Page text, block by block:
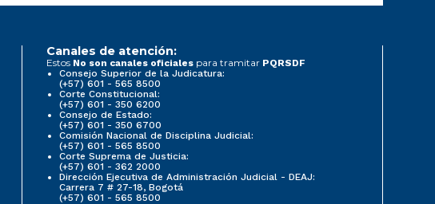
Canales de atención:
Estos No son canales oficiales para tramitar PQRSDF
Consejo Superior de la Judicatura:
(+57) 601 - 565 8500
Corte Constitucional:
(+57) 601 - 350 6200
Consejo de Estado:
(+57) 601 - 350 6700
Comisión Nacional de Disciplina Judicial:
(+57) 601 - 565 8500
Corte Suprema de Justicia:
(+57) 601 - 362 2000
Dirección Ejecutiva de Administración Judicial - DEAJ:
Carrera 7 # 27-18, Bogotá
(+57) 601 - 565 8500